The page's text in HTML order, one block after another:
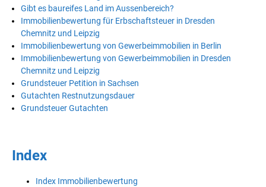
Gibt es baureifes Land im Aussenbereich?
Immobilienbewertung für Erbschaftsteuer in Dresden
Chemnitz und Leipzig
Immobilienbewertung von Gewerbeimmobilien in Berlin
Immobilienbewertung von Gewerbeimmobilien in Dresden
Chemnitz und Leipzig
Grundsteuer Petition in Sachsen
Gutachten Restnutzungsdauer
Grundsteuer Gutachten
Index
Index Immobilienbewertung